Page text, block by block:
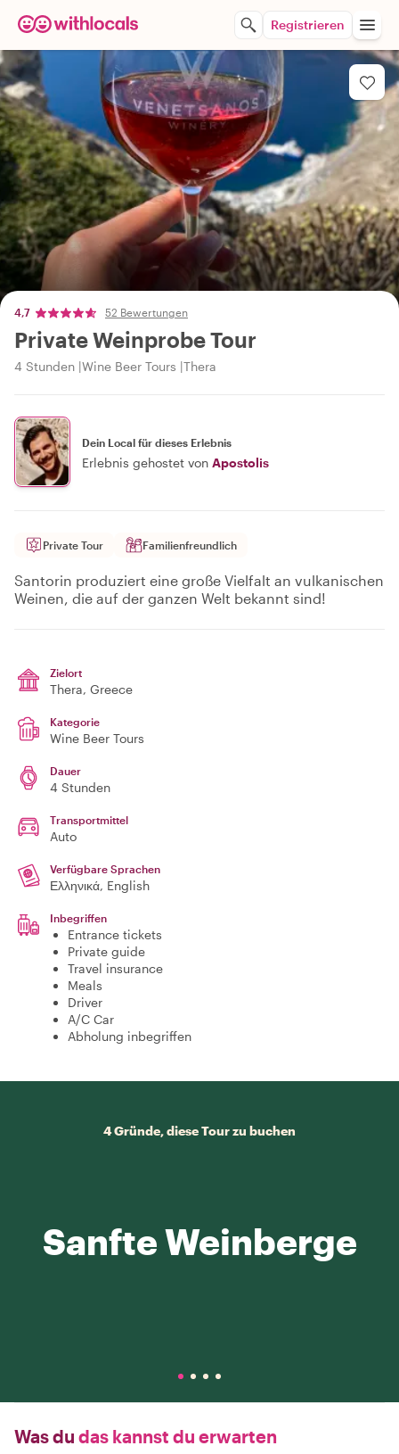
Registrieren
4,7 52 Bewertungen
Private Weinprobe Tour
4 Stunden Wine Beer Tours Thera
Dein Local für dieses Erlebnis
Erlebnis gehostet von Apostolis
Private Tour Familienfreundlich
Santorin produziert eine große Vielfalt an vulkanischen
Weinen, die auf der ganzen Welt bekannt sind!
Zielort
Thera, Greece
Kategorie
Wine Beer Tours
Dauer
4 Stunden
Transportmittel
Auto
Verfügbare Sprachen
Ελληνικά, English
Inbegriffen
Entrance tickets
Private guide
Travel insurance
Meals
Driver
A/C Car
Abholung inbegriffen
4 Gründe, diese Tour zu buchen
Sanfte Weinberge
Was du das kannst du erwarten